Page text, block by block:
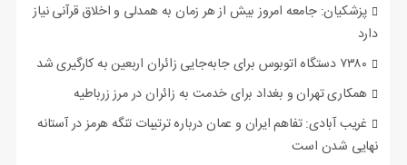
پزشکیان: جامعه امروز بیش از هر زمان به همدلی و اخلاق قرآنی نیاز
دارد
۷۳۸۰ دستگاه اتوبوس برای جابه‌جایی زائران اربعین به‌ کارگیری شد
همکاری تهران و بغداد برای خدمت به زائران در مرز زرباطیه
غریب آبادی: تفاهم ایران و عمان درباره ترتیبات تنگه هرمز در آستانه
نهایی شدن است